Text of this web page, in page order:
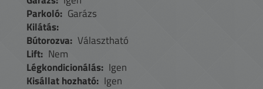
Parkoló: Garázs
Kilátás:
Bútorozva: Választható
Lift: Nem
Légkondicionálás: Igen
Kisállat hozható: Igen